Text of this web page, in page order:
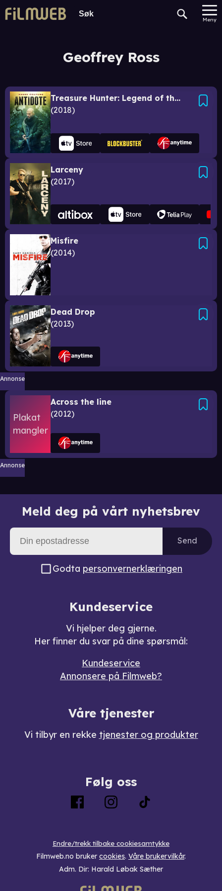
Meny
Geoffrey Ross
Treasure Hunter: Legend of the White Witch
2018
Larceny
2017
Misfire
2014
Dead Drop
2013
Annonse
Across the line
2012
Annonse
Meld deg på vårt nyhetsbrev
Send
Godta personvernerklæringen
Kundeservice
Vi hjelper deg gjerne.
Her finner du svar på dine spørsmål:
Kundeservice
Annonsere på Filmweb?
Våre tjenester
Vi tilbyr en rekke tjenester og produkter
Følg oss
Endre/trekk tilbake cookiesamtykke
Filmweb.no bruker cookies. Våre brukervilkår.
Adm. Dir: Harald Løbak Sæther